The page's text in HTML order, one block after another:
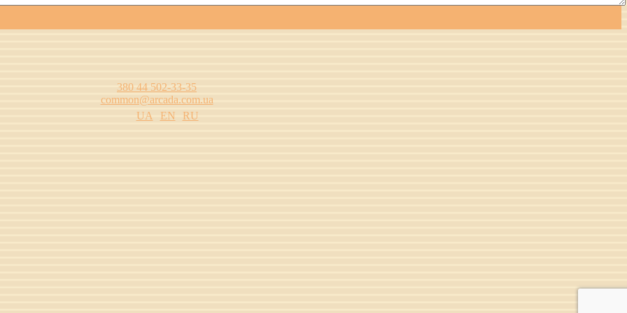
380 44 502-33-35
common@arcada.com.ua
UA
EN
RU